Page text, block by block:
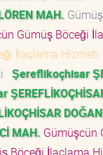
MAH.
Gümüş Böceği
İlaçlama Hizmeti
Şereflikoçhisar
MAH. Gümüşcün